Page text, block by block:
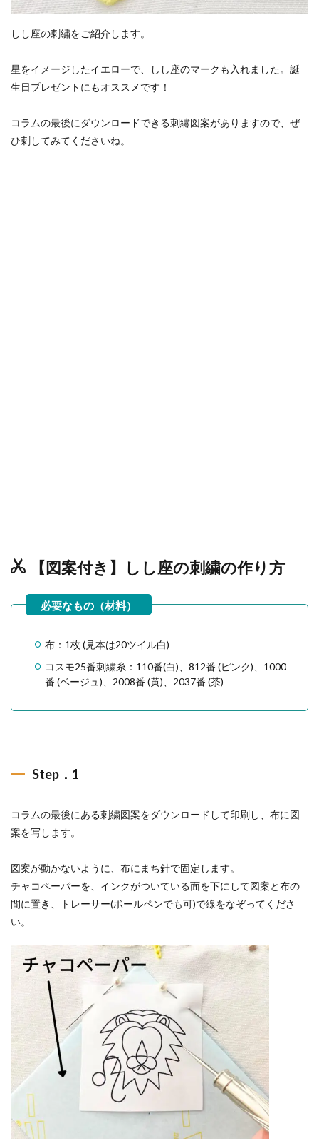
しし座の刺繍をご紹介します。
星をイメージしたイエローで、しし座のマークも入れました。誕
生日プレゼントにもオススメです！
コラムの最後にダウンロードできる刺繡図案がありますので、ぜ
ひ刺してみてくださいね。
【図案付き】しし座の刺繍の作り方
布：1枚 (見本は20ツイル白)
コスモ25番刺繍糸：110番(白)、812番 (ピンク)、1000
番 (ベージュ)、2008番 (黄)、2037番 (茶)
Step．1
コラムの最後にある刺繍図案をダウンロードして印刷し、布に図
案を写します。
図案が動かないように、布にまち針で固定します。
チャコペーパーを、インクがついている面を下にして図案と布の
間に置き、トレーサー(ボールペンでも可)で線をなぞってくださ
い。